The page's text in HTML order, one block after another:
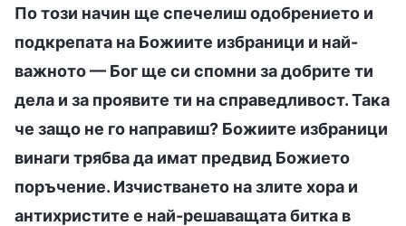
По този начин ще спечелиш одобрението и
подкрепата на Божиите избраници и най-
важното — Бог ще си спомни за добрите ти
дела и за проявите ти на справедливост. Така
че защо не го направиш? Божиите избраници
винаги трябва да имат предвид Божието
поръчение. Изчистването на злите хора и
антихристите е най-решаващата битка в